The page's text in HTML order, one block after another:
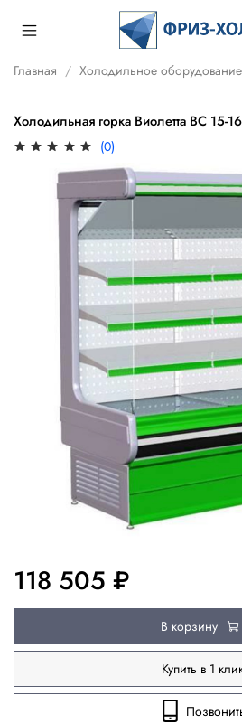
Главная Холодильное оборудование
Холодильная горка Виолетта ВС 15-
(0)
118 505 ₽
В корзину
Купить в 1